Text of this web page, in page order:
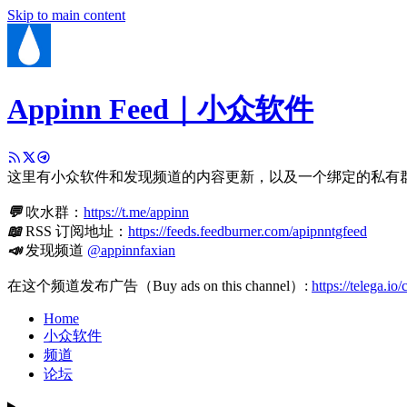
Skip to main content
Appinn Feed｜小众软件
这里有小众软件和发现频道的内容更新，以及一个绑定的私有
💬吹水群： https://t.me/appinn
📖RSS 订阅地址： https://feeds.feedburner.com/apipnntgfeed
📣发现频道 @appinnfaxian
在这个频道发布广告（Buy ads on this channel）: https://telega.io/
Home
小众软件
频道
论坛